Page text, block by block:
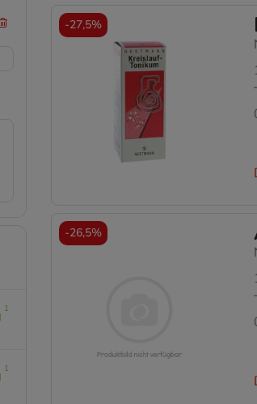
-27,5%
-26,5%
1
1